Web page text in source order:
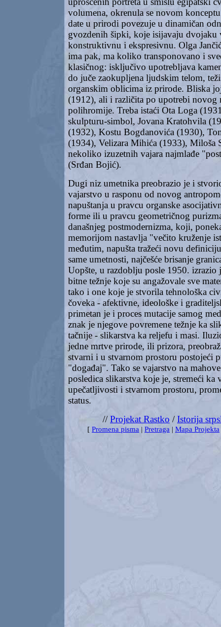
volumena, okrenula se novom
date u prirodi povezuje u dinamičan
gvozdenih šipki, koje isijavaju dvojaku
konstruktivnu i ekspresivnu. Olga
ima pak, ma koliko transponovano i
klasičnog: isključivo upotrebljava
do juče zaokupljena ljudskim telom,
organskim oblicima iz prirode. Bliska
(1912), ali i različita po upotrebi novog
polihromije. Treba istaći Ota Loga
skulpturu-simbol, Jovana Kratohvila
(1932), Kostu Bogdanovića (1930),
(1934), Velizara Mihića (1933), Miloša
nekoliko izuzetnih vajara najmlađe
(Srđan Bojić).
Dugi niz umetnika preobrazio je i
vajarstvo u rasponu od novog
napuštanja u pravcu organske
forme ili u pravcu geometričnog
današnjeg postmodernizma, koji,
memorijom nastavlja "večito kruženje
međutim, napušta tražeći novu
same umetnosti, najčešće brisanje
Uopšte, u razdoblju posle 1950. izrazio
bitne težnje koje su angažovale sve
tako i one koje je stvorila tehnološka
čoveka - afektivne, ideološke i
primetan je i proces mutacije samog
znak je njegove povremene težnje ka
tačnije - slikarstva ka reljefu i masi.
jedne mrtve prirode, ili prizora,
stvarni i u stvarnom prostoru postojeći
"događaj". Tako se vajarstvo na
posledica slikarstva koje je, stremeći
upečatljivosti i stvarnom prostoru,
status.
//Projekat Rastko /Istorija
[ Promena pisma | Pretraga | Mapa Projekta